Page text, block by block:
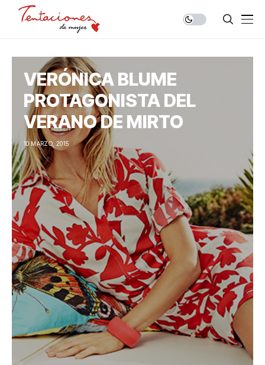
VERÓNICA BLUME
PROTAGONISTA DEL
VERANO DE MIRTO
10 MARZO, 2015